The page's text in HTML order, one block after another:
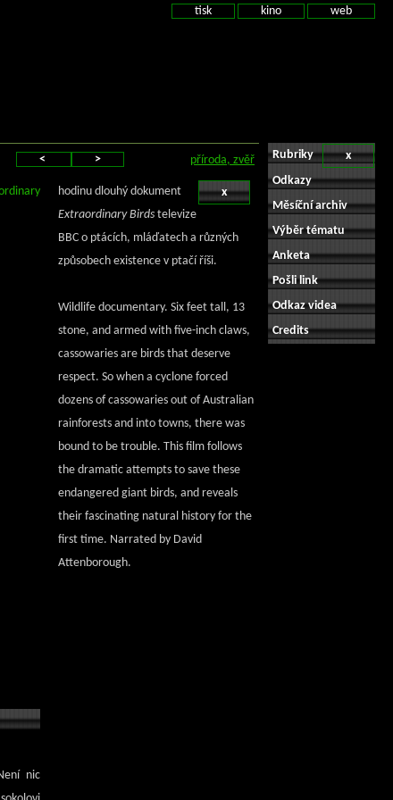
tisk kino web
příroda, zvěř
< >
nic
x
hodinu dlouhý dokument
Extraordinary Birds televize
BBC o ptácích, mláďatech a různých
způsobech existence v ptačí říši.
Wildlife documentary. Six feet tall, 13
stone, and armed with five-inch claws,
cassowaries are birds that deserve
respect. So when a cyclone forced
dozens of cassowaries out of Australian
rainforests and into towns, there was
bound to be trouble. This film follows
the dramatic attempts to save these
endangered giant birds, and reveals
their fascinating natural history for the
first time. Narrated by David
Attenborough.
x
Rubriky
Odkazy
Měsíční archiv
Výběr tématu
Anketa
Pošli link
Odkaz videa
Credits